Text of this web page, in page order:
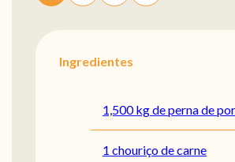
Ingredientes
1,500 kg de perna de
1 chouriço de carne